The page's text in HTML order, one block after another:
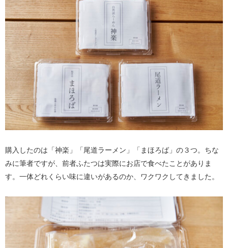
購入したのは「神楽」「尾道ラーメン」「まほろば」の３つ。ちな
みに筆者ですが、前者ふたつは実際にお店で食べたことがありま
す。一体どれくらい味に違いがあるのか、ワクワクしてきました。